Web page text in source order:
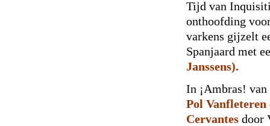
Tijd van
onthoofding
varkens gijzelt
Spanjaard met
Janssens).
In ¡Ambras!
Pol Vanfleteren
Cervantes door